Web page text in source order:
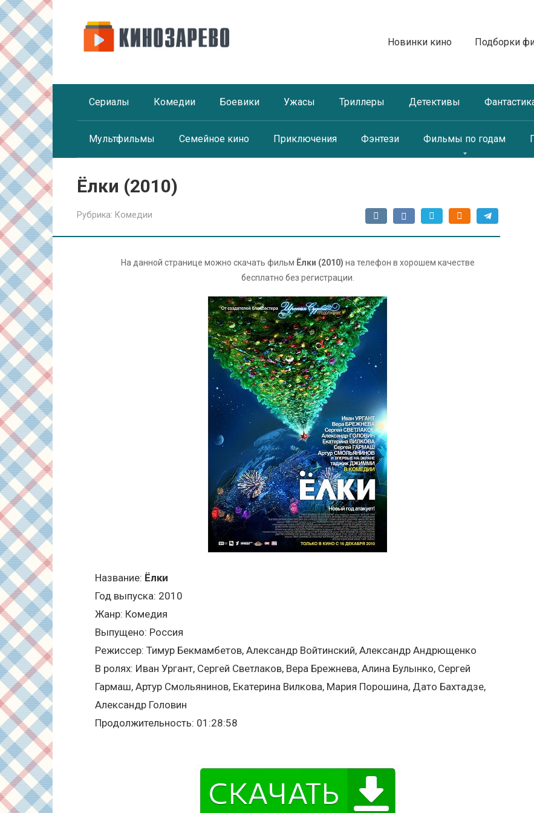
Перейти
к
контенту
Новинки кино Подборки
Сериалы Комедии Боевики Ужасы Триллеры Детективы
Мультфильмы Семейное кино Приключения Фэнтези Фильмы по годам
Ёлки (2010)
Рубрика: Комедии
На данной странице можно скачать фильм Ёлки (2010) на телефон в хорошем качестве
бесплатно без регистрации.
Название: Ёлки
Год выпуска: 2010
Жанр: Комедия
Выпущено: Россия
Режиссер: Тимур Бекмамбетов, Александр Войтинский, Александр Андрющенко
В ролях: Иван Ургант, Сергей Светлаков, Вера Брежнева, Алина Булынко, Сергей
Гармаш, Артур Смольянинов, Екатерина Вилкова, Мария Порошина, Дато Бахтадзе,
Александр Головин
Продолжительность: 01:28:58